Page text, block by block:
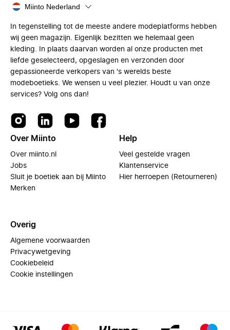
Miinto Nederland
In tegenstelling tot de meeste andere modeplatforms hebben
wij geen magazijn. Eigenlijk bezitten we helemaal geen
kleding. In plaats daarvan worden al onze producten met
liefde geselecteerd, opgeslagen en verzonden door
gepassioneerde verkopers van 's werelds beste
modeboetieks. We wensen u veel plezier. Houdt u van onze
services? Volg ons dan!
Over Miinto
Over miinto.nl
Jobs
Sluit je boetiek aan bij Miinto
Merken
Help
Veel gestelde vragen
Klantenservice
Hier herroepen (Retourneren)
Overig
Algemene voorwaarden
Privacywetgeving
Cookiebeleid
Cookie instellingen